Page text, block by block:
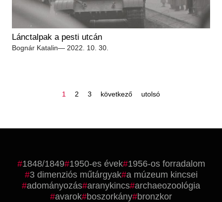
Lánctalpak a pesti utcán
Bognár Katalin— 2022. 10. 30.
oldal
1 oldal
2 oldal
3
következő
következő
utolsó
utolsó
1848/1849 1950-es évek 1956-os forradalom
3 dimenziós műtárgyak a múzeum kincsei
adományozás aranykincs archaeozoológia
avarok boszorkány bronzkor